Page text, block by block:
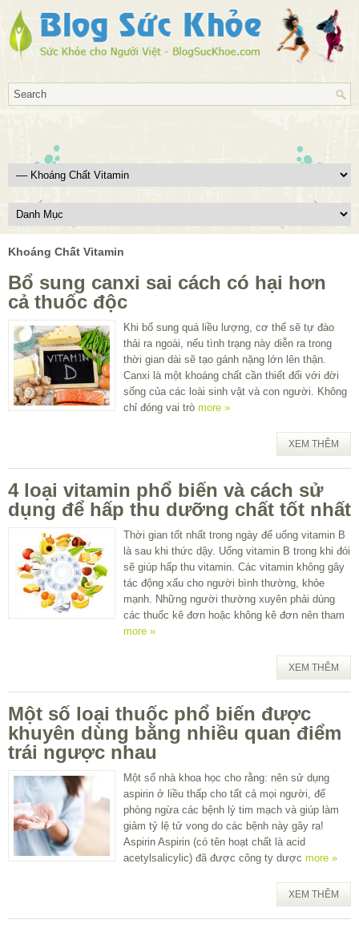
Khoáng Chất Vitamin
Bổ sung canxi sai cách có hại hơn
cả thuốc độc
Khi bổ sung quá liều lượng, cơ thể sẽ tự đào
thải ra ngoài, nếu tình trạng này diễn ra trong
thời gian dài sẽ tạo gánh nặng lớn lên thận.
Canxi là một khoáng chất cần thiết đối với đời
sống của các loài sinh vật và con người. Không
chỉ đóng vai trò more »
XEM THÊM
4 loại vitamin phổ biến và cách sử
dụng để hấp thu dưỡng chất tốt nhất
Thời gian tốt nhất trong ngày để uống vitamin B
là sau khi thức dậy. Uống vitamin B trong khi đói
sẽ giúp hấp thu vitamin. Các vitamin không gây
tác động xấu cho người bình thường, khỏe
mạnh. Những người thường xuyên phải dùng
các thuốc kê đơn hoặc không kê đơn nên tham
more »
XEM THÊM
Một số loại thuốc phổ biến được
khuyên dùng bằng nhiều quan điểm
trái ngược nhau
Một số nhà khoa học cho rằng: nên sử dụng
aspirin ở liều thấp cho tất cả mọi người, để
phòng ngừa các bệnh lý tim mạch và giúp làm
giảm tỷ lệ tử vong do các bệnh này gây ra!
Aspirin Aspirin (có tên hoạt chất là acid
acetylsalicylic) đã được công ty dược more »
XEM THÊM